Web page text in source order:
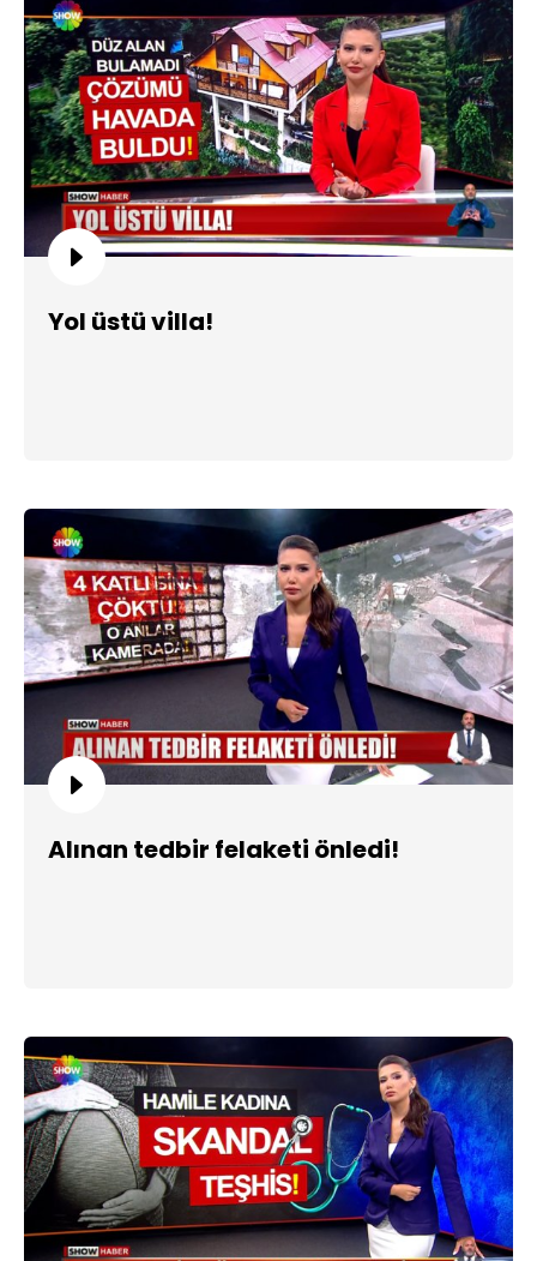
Yol üstü villa!
Alınan tedbir felaketi önledi!